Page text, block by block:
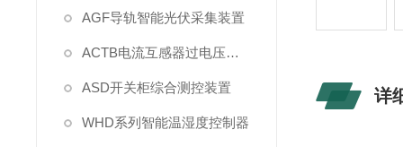
AGF导轨智能光伏采集装置
ACTB电流互感器过电压保护
ASD开关柜综合测控装置
WHD系列智能温湿度控制器
详